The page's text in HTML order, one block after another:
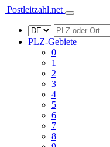
Postleitzahl.net
PLZ-Gebiete
0
1
2
3
4
5
6
7
8